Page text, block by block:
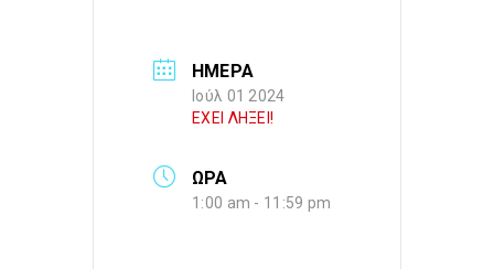
ΗΜΕΡΑ
Ιούλ 01 2024
ΕΧΕΙ ΛΗΞΕΙ!
ΩΡΑ
1:00 am - 11:59 pm